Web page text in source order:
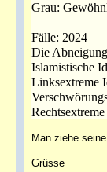
Grau:
Fälle: 2024
Die
Islamistische
Linksextreme
Man ziehe
Grüsse